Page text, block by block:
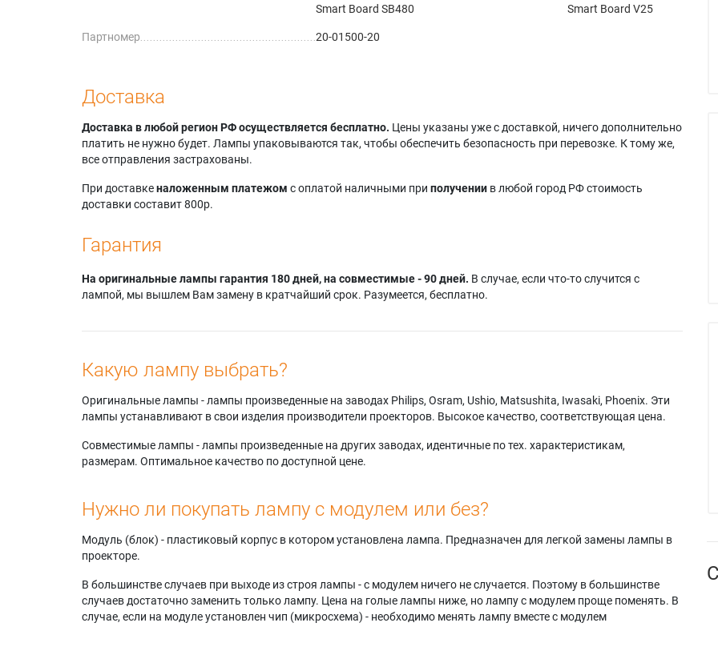
Smart Board SB480
Smart Board V25
Партномер 20-01500-20
Доставка
Доставка в любой регион РФ осуществляется бесплатно. Цены указаны уже с доставкой, ничего дополнительно
платить не нужно будет. Лампы упаковываются так, чтобы обеспечить безопасность при перевозке. К тому же,
все отправления застрахованы.
При доставкеналоженным платежом с оплатой наличными при получении в любой город РФ стоимость
доставки составит 800р.
Гарантия
На оригинальные лампы гарантия 180 дней, на совместимые - 90 дней. В случае, если что-то случится с
лампой, мы вышлем Вам замену в кратчайший срок. Разумеется, бесплатно.
Какую лампу выбрать?
Оригинальные лампы - лампы произведенные на заводах Philips, Osram, Ushio, Matsushita, Iwasaki, Phoenix. Эти
лампы устанавливают в свои изделия производители проекторов. Высокое качество, соответствующая цена.
Совместимые лампы - лампы произведенные на других заводах, идентичные по тех. характеристикам,
размерам. Оптимальное качество по доступной цене.
Нужно ли покупать лампу с модулем или без?
Модуль (блок) - пластиковый корпус в котором установлена лампа. Предназначен для легкой замены лампы в
проекторе.
В большинстве случаев при выходе из строя лампы - с модулем ничего не случается. Поэтому в большинстве
случаев достаточно заменить только лампу. Цена на голые лампы ниже, но лампу с модулем проще поменять. В
случае, если на модуле установлен чип (микросхема) - необходимо менять лампу вместе с модулем